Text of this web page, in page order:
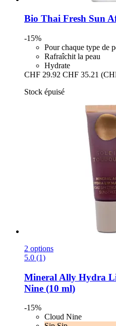
Bio Thai Fresh Sun
-15%
Pour chaque type de
Rafraîchit la peau
Hydrate
CHF 29.92 CHF 35.21
Stock épuisé
2 options
5.0 (1)
Mineral Ally Hydra
Nine (10 ml)
-15%
Cloud Nine